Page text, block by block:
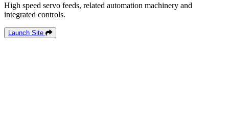
High speed servo feeds, related automation machinery and
integrated controls.
Launch Site